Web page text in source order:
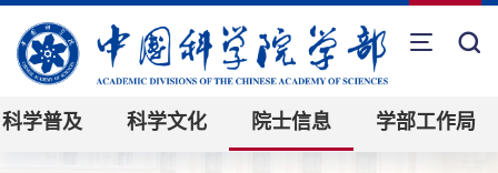
科学普及 科学文化 院士信息 学部工作局